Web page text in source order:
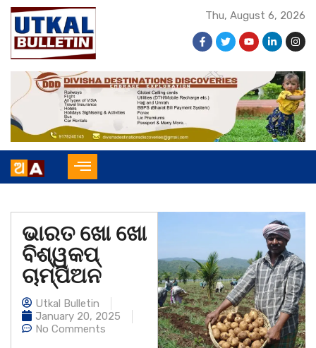
Thu, August 6, 2026
ଭାରତ ଖୋ ଖୋ
ବିଶ୍ୱକପ୍
ଚାମ୍ପିଅନ
Utkal Bulletin
January 20, 2025
No Comments